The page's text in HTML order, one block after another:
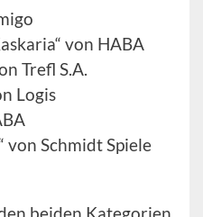
von HABA
Trefl S.A.
Logis
von Schmidt Spiele